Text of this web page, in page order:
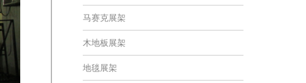
马赛克展架
木地板展架
地毯展架